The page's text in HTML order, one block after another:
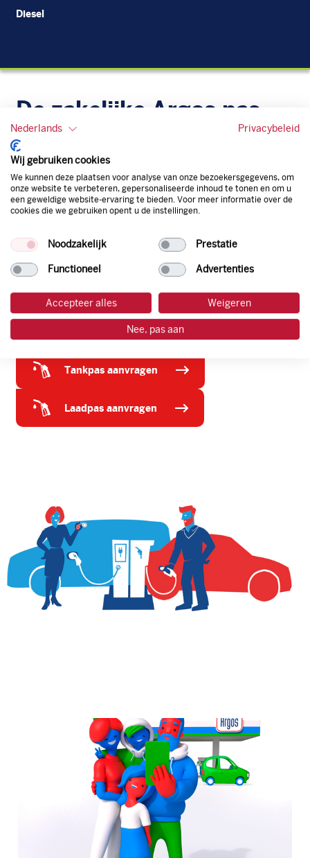
Diesel
De zakelijke Argos pas
Je bent beter op weg met de gratis zakelijke tankpas van
Argos. Geen administratieve rompslomp dankzij ons
digitale facturatiesysteem dat automatisch alles bijhoudt.
Zo bespaar je dus tijd, geld en energie.
Onze tankpas is super flexibel, zo geniet je van het gemak
bepaal je zelf of er wel of geen andere producten dan
brandstof mee betaalt kunnen worden.
Bovendien profiteer je altijd van een gegarandeerde
korting. Mocht de pompprijs toch lager zijn dan betaal je
natuurlijk de prijs aan de pomp. Zo ben je altijd verzekerd
tankpas aanvragen
laadpas aanvragen
Nederlands Privacybeleid
Wij gebruiken cookies
We kunnen deze plaatsen voor analyse van onze bezoekersgegevens, om
onze website te verbeteren, gepersonaliseerde inhoud te tonen en om u
een geweldige website-ervaring te bieden. Voor meer informatie over de
cookies die we gebruiken opent u de instellingen.
Noodzakelijk Prestatie
Functioneel Advertenties
Accepteer alles Weigeren
Nee, pas aan